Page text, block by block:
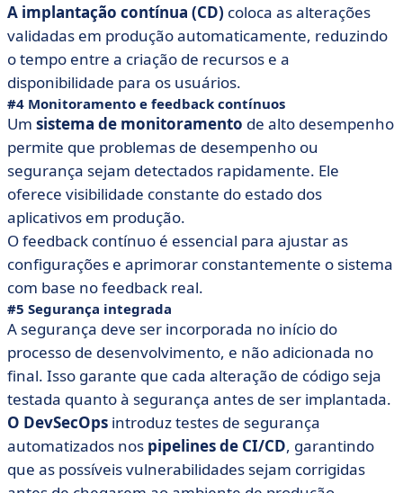
A implantação contínua (CD) coloca as alterações
validadas em produção automaticamente, reduzindo
o tempo entre a criação de recursos e a
disponibilidade para os usuários.
#4 Monitoramento e feedback contínuos
Um sistema de monitoramento de alto desempenho
permite que problemas de desempenho ou
segurança sejam detectados rapidamente. Ele
oferece visibilidade constante do estado dos
aplicativos em produção.
O feedback contínuo é essencial para ajustar as
configurações e aprimorar constantemente o sistema
com base no feedback real.
#5 Segurança integrada
A segurança deve ser incorporada no início do
processo de desenvolvimento, e não adicionada no
final. Isso garante que cada alteração de código seja
testada quanto à segurança antes de ser implantada.
O DevSecOps introduz testes de segurança
automatizados nos pipelines de CI/CD, garantindo
que as possíveis vulnerabilidades sejam corrigidas